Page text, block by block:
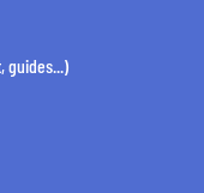
guides...)